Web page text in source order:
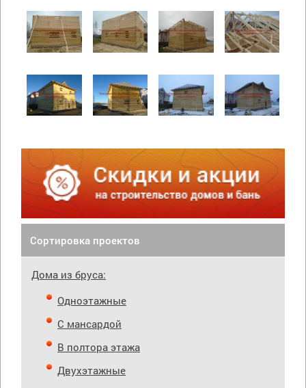
Сортировка проектов
Дома из бруса:
Одноэтажные
С мансардой
В полтора этажа
Двухэтажные